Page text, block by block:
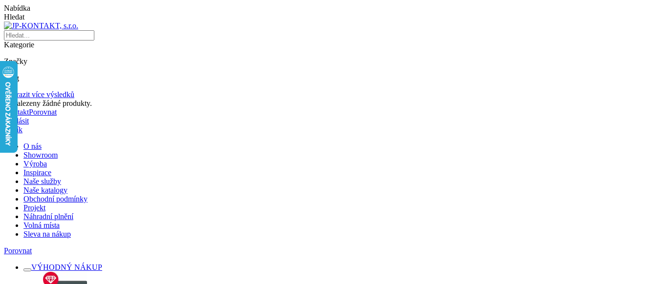
Nabídka
Hledat
Kategorie
Značky
Blog
Zobrazit více výsledků
Nenalezeny žádné produkty.
KontaktPorovnat
Přihlásit
Košík
O nás
Showroom
Výroba
Inspirace
Naše služby
Naše katalogy
Obchodní podmínky
Projekt
Náhradní plnění
Volná místa
Sleva na nákup
Porovnat
VÝHODNÝ NÁKUP